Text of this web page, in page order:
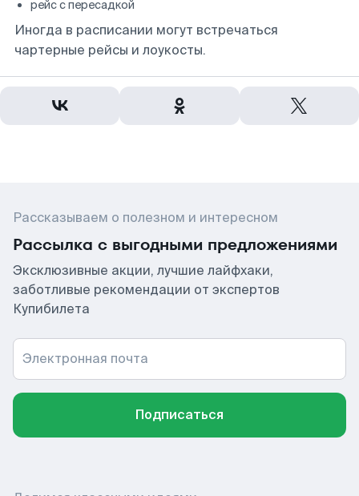
рейс с пересадкой
Иногда в расписании могут встречаться
чартерные рейсы и лоукосты.
Рассказываем о полезном и интересном
Рассылка с выгодными предложениями
Эксклюзивные акции, лучшие лайфхаки,
заботливые рекомендации от экспертов
Купибилета
Электронная почта
Подписаться